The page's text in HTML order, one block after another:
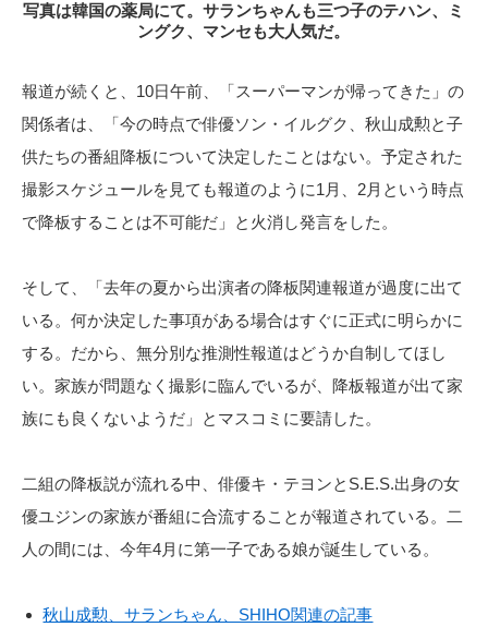
写真は韓国の薬局にて。サランちゃんも三つ子のテハン、ミ
ングク、マンセも大人気だ。
報道が続くと、10日午前、「スーパーマンが帰ってきた」の
関係者は、「今の時点で俳優ソン・イルグク、秋山成勲と子
供たちの番組降板について決定したことはない。予定された
撮影スケジュールを見ても報道のように1月、2月という時点
で降板することは不可能だ」と火消し発言をした。
そして、「去年の夏から出演者の降板関連報道が過度に出て
いる。何か決定した事項がある場合はすぐに正式に明らかに
する。だから、無分別な推測性報道はどうか自制してほし
い。家族が問題なく撮影に臨んでいるが、降板報道が出て家
族にも良くないようだ」とマスコミに要請した。
二組の降板説が流れる中、俳優キ・テヨンとS.E.S.出身の女
優ユジンの家族が番組に合流することが報道されている。二
人の間には、今年4月に第一子である娘が誕生している。
秋山成勲、サランちゃん、SHIHO関連の記事